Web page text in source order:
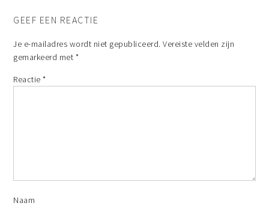
GEEF EEN REACTIE
Je e-mailadres wordt niet gepubliceerd. Vereiste velden zijn
gemarkeerd met *
Reactie*
Naam